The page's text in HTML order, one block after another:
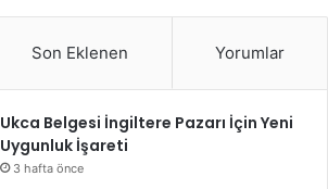
Son Eklenen Yorumlar
Ukca Belgesi İngiltere Pazarı İçin Yeni
Uygunluk İşareti
3 hafta önce